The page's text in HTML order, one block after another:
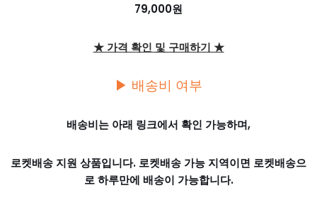
79,000원
★ 가격 확인 및 구매하기 ★
▶ 배송비 여부
배송비는 아래 링크에서 확인 가능하며,
로켓배송 지원 상품입니다. 로켓배송 가능 지역이면 로켓배송으
로 하루만에 배송이 가능합니다.